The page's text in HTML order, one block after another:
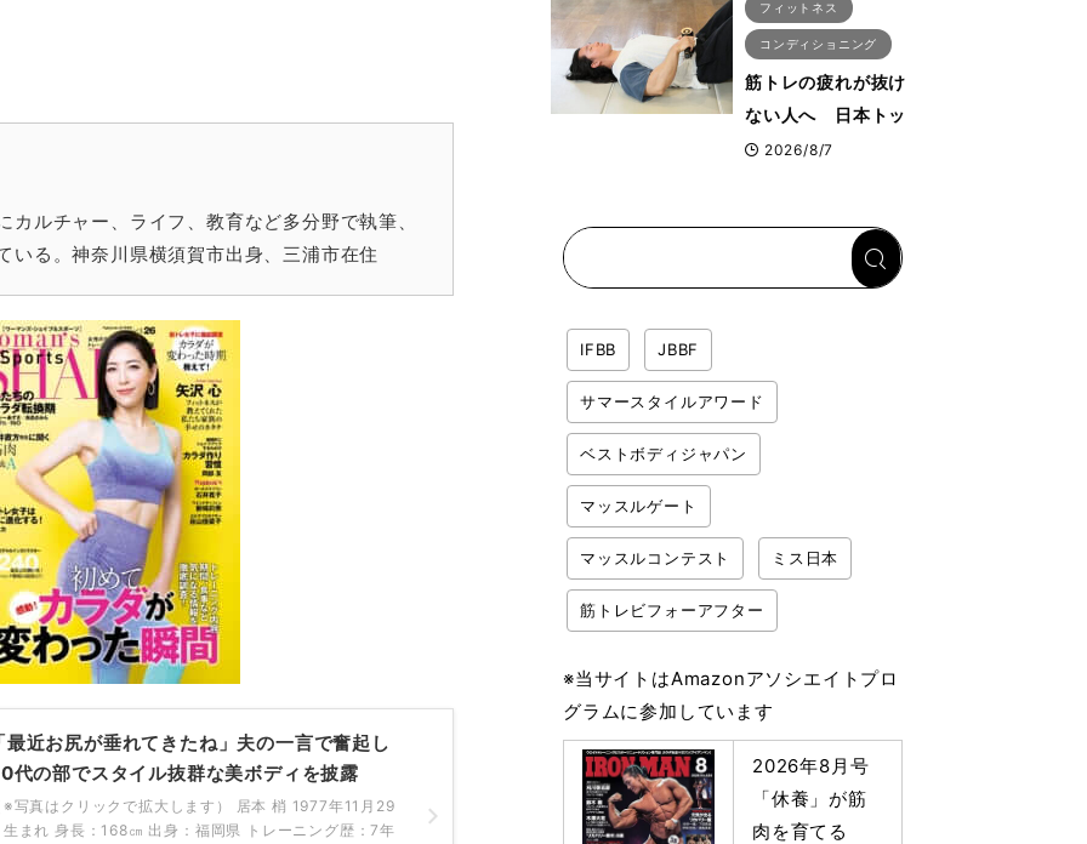
ルチャー、ライフ、教育など多分野で執筆、
いる。神奈川県横須賀市出身、三浦市在住
最近お尻が垂れてきたね」夫の一言で奮起し
代の部でスタイル抜群な美ボディを披露
※写真はクリックで拡大します） 居本 梢 1977年11月29
生まれ 身長：168㎝ 出身：福岡県 トレーニング歴：7年
フィットネス
コンディショニング
筋トレの疲れが抜け
ない人へ 日本トッ
プボディビルダー・
2026/8/7
IFBB JBBF
サマースタイルアワード
ベストボディジャパン
マッスルゲート
マッスルコンテスト ミス日本
筋トレビフォーアフター
※当サイトはAmazonアソシエイトプロ
グラムに参加しています
2026年8月号
「休養」が筋
肉を育てる